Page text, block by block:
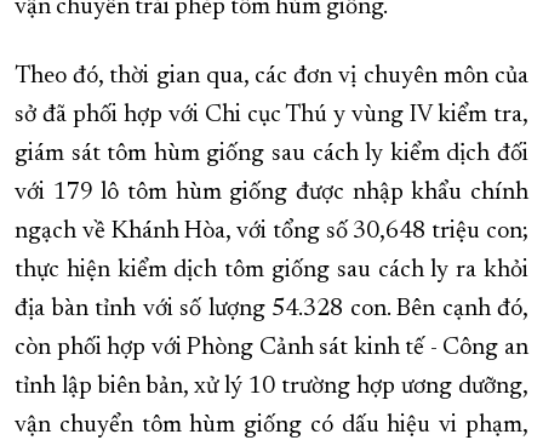
vận chuyển trái phép tôm hùm giống.
Theo đó, thời gian qua, các đơn vị chuyên môn của
sở đã phối hợp với Chi cục Thú y vùng IV kiểm tra,
giám sát tôm hùm giống sau cách ly kiểm dịch đối
với 179 lô tôm hùm giống được nhập khẩu chính
ngạch về Khánh Hòa, với tổng số 30,648 triệu con;
thực hiện kiểm dịch tôm giống sau cách ly ra khỏi
địa bàn tỉnh với số lượng 54.328 con. Bên cạnh đó,
còn phối hợp với Phòng Cảnh sát kinh tế - Công an
tỉnh lập biên bản, xử lý 10 trường hợp ương dưỡng,
vận chuyển tôm hùm giống có dấu hiệu vi phạm,